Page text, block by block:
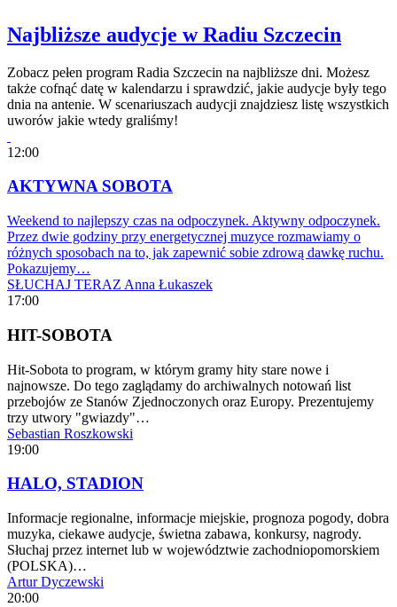
Najbliższe audycje w Radiu Szczecin
Zobacz pełen program Radia Szczecin na najbliższe dni. Możesz
także cofnąć datę w kalendarzu i sprawdzić, jakie audycje były tego
dnia na antenie. W scenariuszach audycji znajdziesz listę wszystkich
uworów jakie wtedy graliśmy!
12:00
AKTYWNA SOBOTA
Weekend to najlepszy czas na odpoczynek. Aktywny odpoczynek.
Przez dwie godziny przy energetycznej muzyce rozmawiamy o
różnych sposobach na to, jak zapewnić sobie zdrową dawkę ruchu.
Pokazujemy…
SŁUCHAJ TERAZ Anna Łukaszek
17:00
HIT-SOBOTA
Hit-Sobota to program, w którym gramy hity stare nowe i
najnowsze. Do tego zaglądamy do archiwalnych notowań list
przebojów ze Stanów Zjednoczonych oraz Europy. Prezentujemy
trzy utwory "gwiazdy"…
Sebastian Roszkowski
19:00
HALO, STADION
Informacje regionalne, informacje miejskie, prognoza pogody, dobra
muzyka, ciekawe audycje, świetna zabawa, konkursy, nagrody.
Słuchaj przez internet lub w województwie zachodniopomorskiem
(POLSKA)…
Artur Dyczewski
20:00